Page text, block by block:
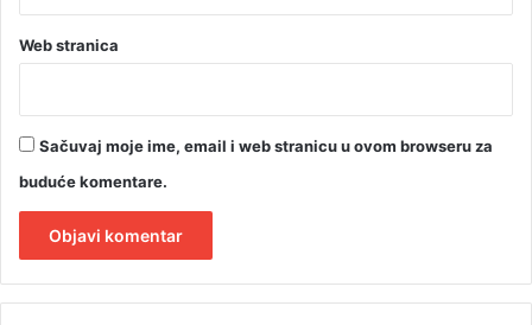
Web stranica
Sačuvaj moje ime, email i web stranicu u ovom browseru za
buduće komentare.